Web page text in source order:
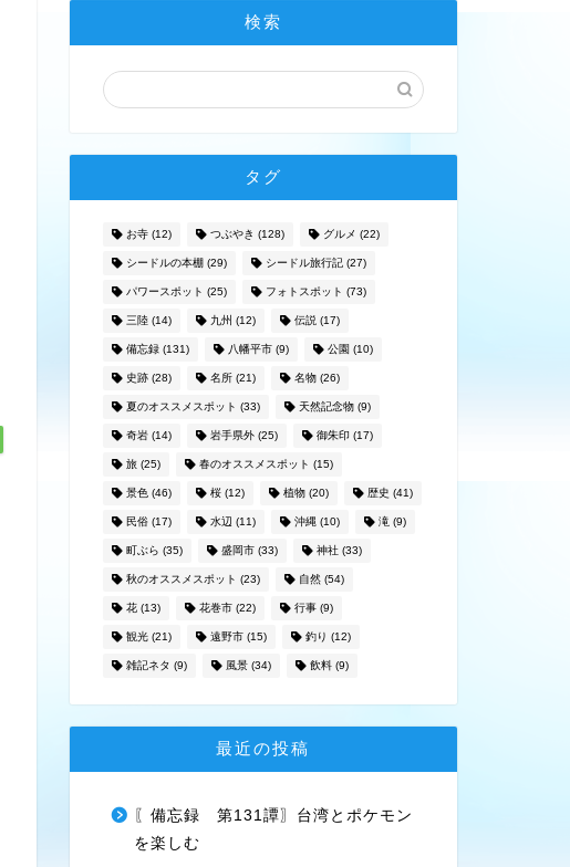
検索
タグ
お寺(12) つぶやき (128) グルメ (22)
シードルの本棚(29) シードル旅行記(27)
パワースポット (25) フォトスポット (73)
三陸(14) 九州 (12) 伝説(17)
備忘録(131) 八幡平市(9) 公園 (10)
史跡(28) 名所(21) 名物(26)
夏のオススメスポット (33) 天然記念物(9)
奇岩(14) 岩手県外(25) 御朱印 (17)
旅(25) 春のオススメスポット (15)
景色(46) 桜(12) 植物(20) 歴史 (41)
民俗(17) 水辺 (11) 沖縄(10) 滝(9)
町ぶら (35) 盛岡市(33) 神社(33)
秋のオススメスポット (23) 自然(54)
花(13) 花巻市(22) 行事(9)
観光(21) 遠野市(15) 釣り (12)
雑記ネタ (9) 風景(34) 飲料(9)
最近の投稿
〖備忘録 第131譚〗台湾とポケモン
を楽しむ